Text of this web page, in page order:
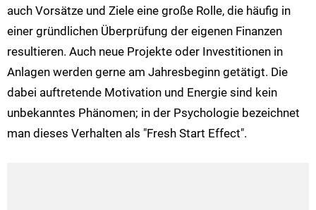
auch Vorsätze und Ziele eine große Rolle, die häufig in
einer gründlichen Überprüfung der eigenen Finanzen
resultieren. Auch neue Projekte oder Investitionen in
Anlagen werden gerne am Jahresbeginn getätigt. Die
dabei auftretende Motivation und Energie sind kein
unbekanntes Phänomen; in der Psychologie bezeichnet
man dieses Verhalten als "Fresh Start Effect".